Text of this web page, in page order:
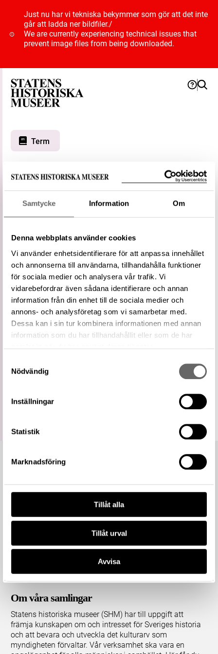
Samtycke Information Om
Denna webbplats använder cookies
Vi använder enhetsidentifierare för att anpassa innehållet
och annonserna till användarna, tillhandahålla funktioner
för sociala medier och analysera vår trafik. Vi
vidarebefordrar även sådana identifierare och annan
information från din enhet till de sociala medier och
annons- och analysföretag som vi samarbetar med.
Dessa kan i sin tur kombinera informationen med annan
information som du har tillhandahållit eller som de har
Nödvändig
Inställningar
Statistik
Marknadsföring
Tillåt alla
Tillåt urval
Avvisa
Just nu har vi tekniska bekymmer som gör att det inte
går att ladda ner bildfiler./
We are currently experiencing technical issues that
prevent image files from being downloaded.
Term
Typ
Status
Snävare
term
Övriga bilar
Externa
källor
Bilar på Getty AAT
Relaterade
föremål
Visa 1 relaterat föremål
https://samlingar.shm.se/term/7BD4279C-
Mer information om licenser hos Statens historiska museer.
Om våra samlingar
Statens historiska museer (SHM) har till uppgift att
främja kunskapen om och intresset för Sveriges historia
och att bevara och utveckla det kulturarv som
myndigheten förvaltar. Vår verksamhet ska vara en